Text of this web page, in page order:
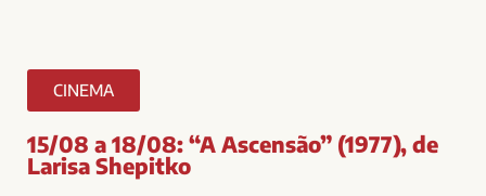
CINEMA
15/08 a 18/08: “A Ascensão” (1977), de
Larisa Shepitko